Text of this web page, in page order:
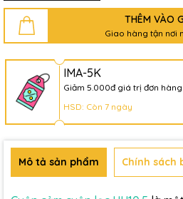
THÊM VÀO
Giao hàng tận nơi
IMA-5K
Giảm 5.000đ giá trị đơn hàng
HSD: Còn 7 ngày
Mô tả sản phẩm Chính sách